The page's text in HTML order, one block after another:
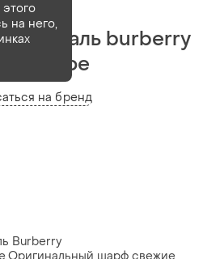
шаль burberry
на него,
на бренд
Burberry